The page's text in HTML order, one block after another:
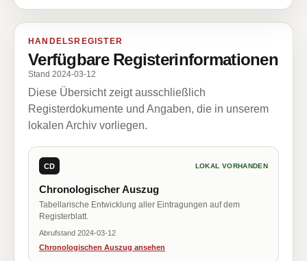
HANDELSREGISTER
Verfügbare Registerinformationen
Stand 2024-03-12
Diese Übersicht zeigt ausschließlich
Registerdokumente und Angaben, die in unserem
lokalen Archiv vorliegen.
CD LOKAL VORHANDEN
Chronologischer Auszug
Tabellarische Entwicklung aller Eintragungen auf dem
Registerblatt.
Abrufstand 2024-03-12
Chronologischen Auszug ansehen